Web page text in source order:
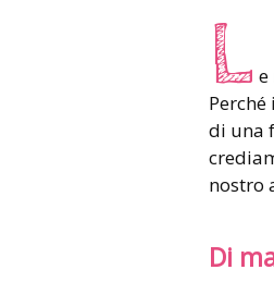
L e
di una
nostro
Di